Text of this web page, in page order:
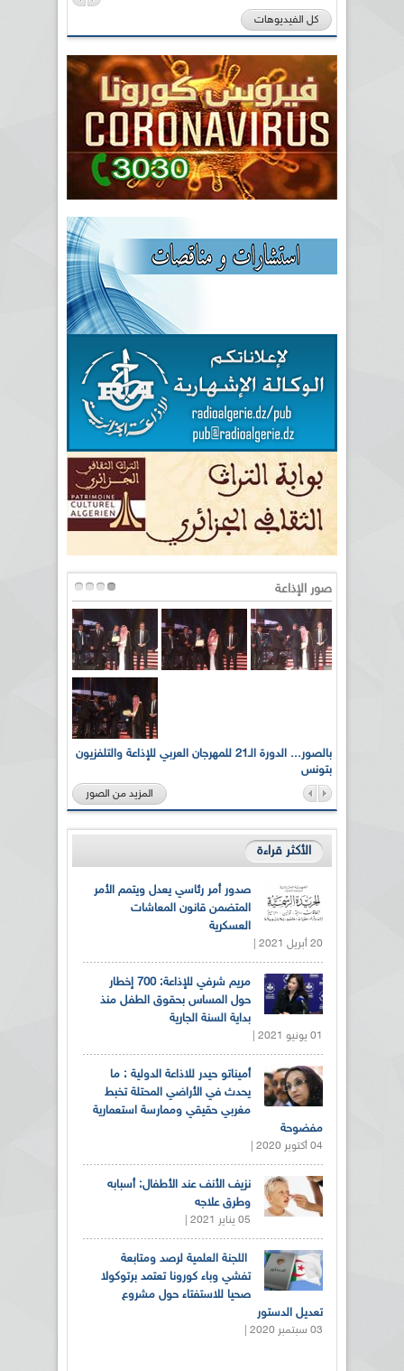
كل الفيديوهات
صور الإذاعة
بالصور... الدورة الـ21 للمهرجان العربي للإذاعة والتلفزيون
بتونس
المزيد من الصور
الأكثر قراءة
صدور أمر رئاسي يعدل ويتمم الأمر
المتضمن قانون المعاشات
العسكرية
20 أبريل 2021 |
مريم شرفي للإذاعة: 700 إخطار
حول المساس بحقوق الطفل منذ
بداية السنة الجارية
01 يونيو 2021 |
أميناتو حيدر للاذاعة الدولية : ما
يحدث في الأراضي المحتلة تخبط
مغربي حقيقي وممارسة استعمارية
مفضوحة
04 أكتوبر 2020 |
نزيف الأنف عند الأطفال: أسبابه
وطرق علاجه
05 يناير 2021 |
اللجنة العلمية لرصد ومتابعة
تفشي وباء كورونا تعتمد برتوكولا
صحيا للاستفتاء حول مشروع
تعديل الدستور
03 سبتمبر 2020 |